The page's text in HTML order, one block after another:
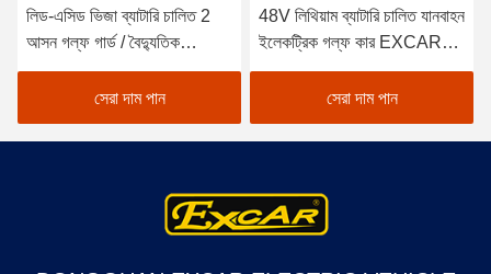
লিড-এসিড ভিজা ব্যাটারি চালিত 2
আসন গল্ফ গার্ড / বৈদ্যুতিক
Buggy গাড়ী গল্ফ
সেরা দাম পান
48V লিথিয়াম ব্যাটারি চালিত যানবাহন
ইলেকট্রিক গল্ফ কার EXCAR
A1S6+2 সাদা
সেরা দাম পান